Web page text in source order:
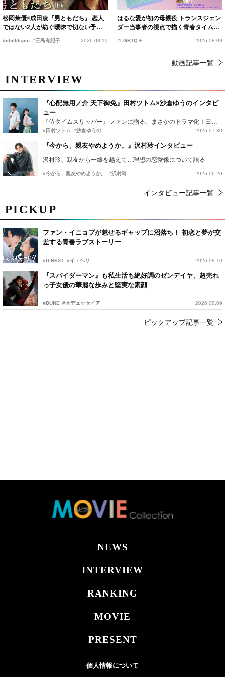
PICKUP
ファン・イニョプが魅せるギャップに沼落ち！ 初恋と夢が交
差する青春ラブストーリー
#U-NEXT #イ・ヘリ 2026.08.10
『スパイダーマン』も私生活も絶好調のゼンデイヤ、超売れ
っ子女優の華麗な歩みと堅実な素顔
#DUNE #オデュッセイア 2026.08.09
ピックアップ記事一覧
松岡茉優×成田凌『男ともだち』 恋人
ではない2人が紡ぐ曖昧で切ない予告
#chilldspot #三島有紀子 2026.08.10
はるな愛が初の母親役 トランスジェン
ダー当事者の視点で描く青春タイムス
#LGBTQ＋ 2026.08.09
動画記事一覧
INTERVIEW
『心配無用ノ介 天下御免』田村ツトム×沙倉ゆうのインタビ
ュー
『侍タイムスリッパー』ファンに贈る、まさかのドラマ化！田村ツトム×沙倉ゆうのが語る『心配無用ノ介』撮影秘話
#田村ツトム #沙倉ゆうの 2026.07.30
『今から、親友やめようか。』沢村玲インタビュー
沢村玲、親友から一線を越えて…理想の恋愛像について語る
#今から、親友やめようか。 #沢村玲 2026.06.20
インタビュー記事一覧
NEWS
INTERVIEW
RANKING
MOVIE
PRESENT
個人情報について